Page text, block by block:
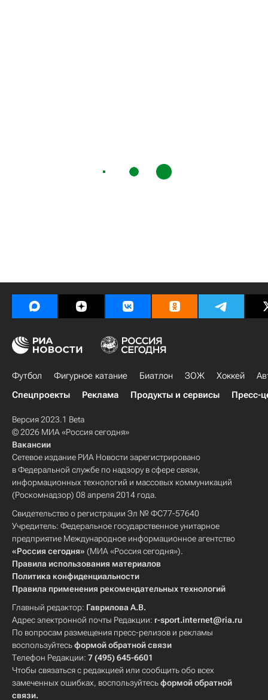
Футбол Фигурное катание Биатлон ЗОЖ Хоккей
Спецпроекты
Реклама Продукты и сервисы Пресс-
Версия 2023.1 Beta
© 2026 МИА «Россия сегодня»
Вакансии
Сетевое издание РИА Новости зарегистрировано
в Федеральной службе по надзору в сфере связи,
информационных технологий и массовых коммуникаций
(Роскомнадзор) 08 апреля 2014 года.
Свидетельство о регистрации Эл № ФС77-57640
Учредитель: Федеральное государственное унитарное
предприятие Международное информационное агентство
«Россия сегодня» (МИА «Россия сегодня»).
Правила использования материалов
Политика конфиденциальности
Правила применения рекомендательных технологий
Главный редактор: Гаврилова А.В.
Адрес электронной почты Редакции: r-sport.internet@ria.ru
По вопросам размещения пресс-релизов и рекламы
воспользуйтесьформой обратной связи
Телефон Редакции: 7 (495) 645-6601
Чтобы связаться с редакцией или сообщить обо всех
замеченных ошибках, воспользуйтесьформой обратной
связи.